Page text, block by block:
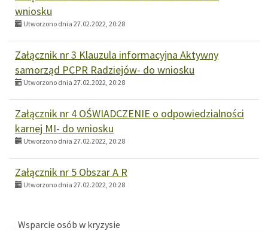
wniosku
Utworzono dnia 27.02.2022, 20:28
Załącznik nr 3 Klauzula informacyjna Aktywny
samorząd PCPR Radziejów- do wniosku
Utworzono dnia 27.02.2022, 20:28
Załącznik nr 4 OŚWIADCZENIE o odpowiedzialności
karnej MI- do wniosku
Utworzono dnia 27.02.2022, 20:28
Załącznik nr 5 Obszar A R
Utworzono dnia 27.02.2022, 20:28
Menu
Wsparcie osób w kryzysie